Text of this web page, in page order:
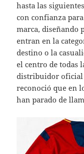
hasta las
con confianza
marca, diseñando
entran en la
destino o la
el centro de todas
distribuidor oficial
reconoció que en
han parado de